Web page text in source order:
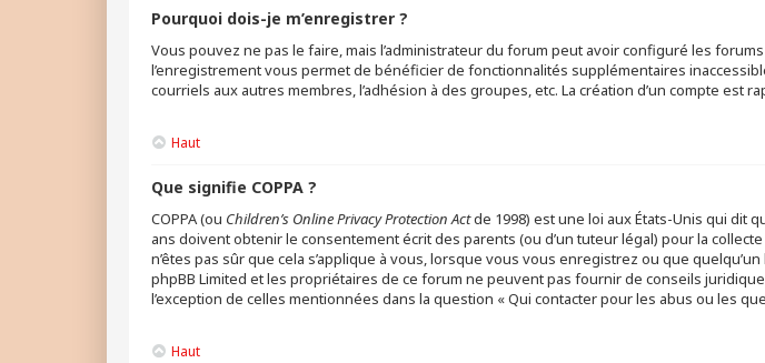
Pourquoi dois-je m’enregistrer ?
Vous pouvez ne pas le faire, mais l’administrateur du forum peut avoir configuré les
l’enregistrement vous permet de bénéficier de fonctionnalités supplémentaires
courriels aux autres membres, l’adhésion à des groupes, etc. La création d’un compte est
Haut
Que signifie COPPA ?
COPPA (ou Children’s Online Privacy Protection Actde 1998) est une loi aux États-Unis qui dit
ans doivent obtenir le consentement écrit des parents (ou d’un tuteur légal) pour la
n’êtes pas sûr que cela s’applique à vous, lorsque vous vous enregistrez ou que
phpBB Limited et les propriétaires de ce forum ne peuvent pas fournir de conseils
l’exception de celles mentionnées dans la question « Qui contacter pour les abus ou les
Haut